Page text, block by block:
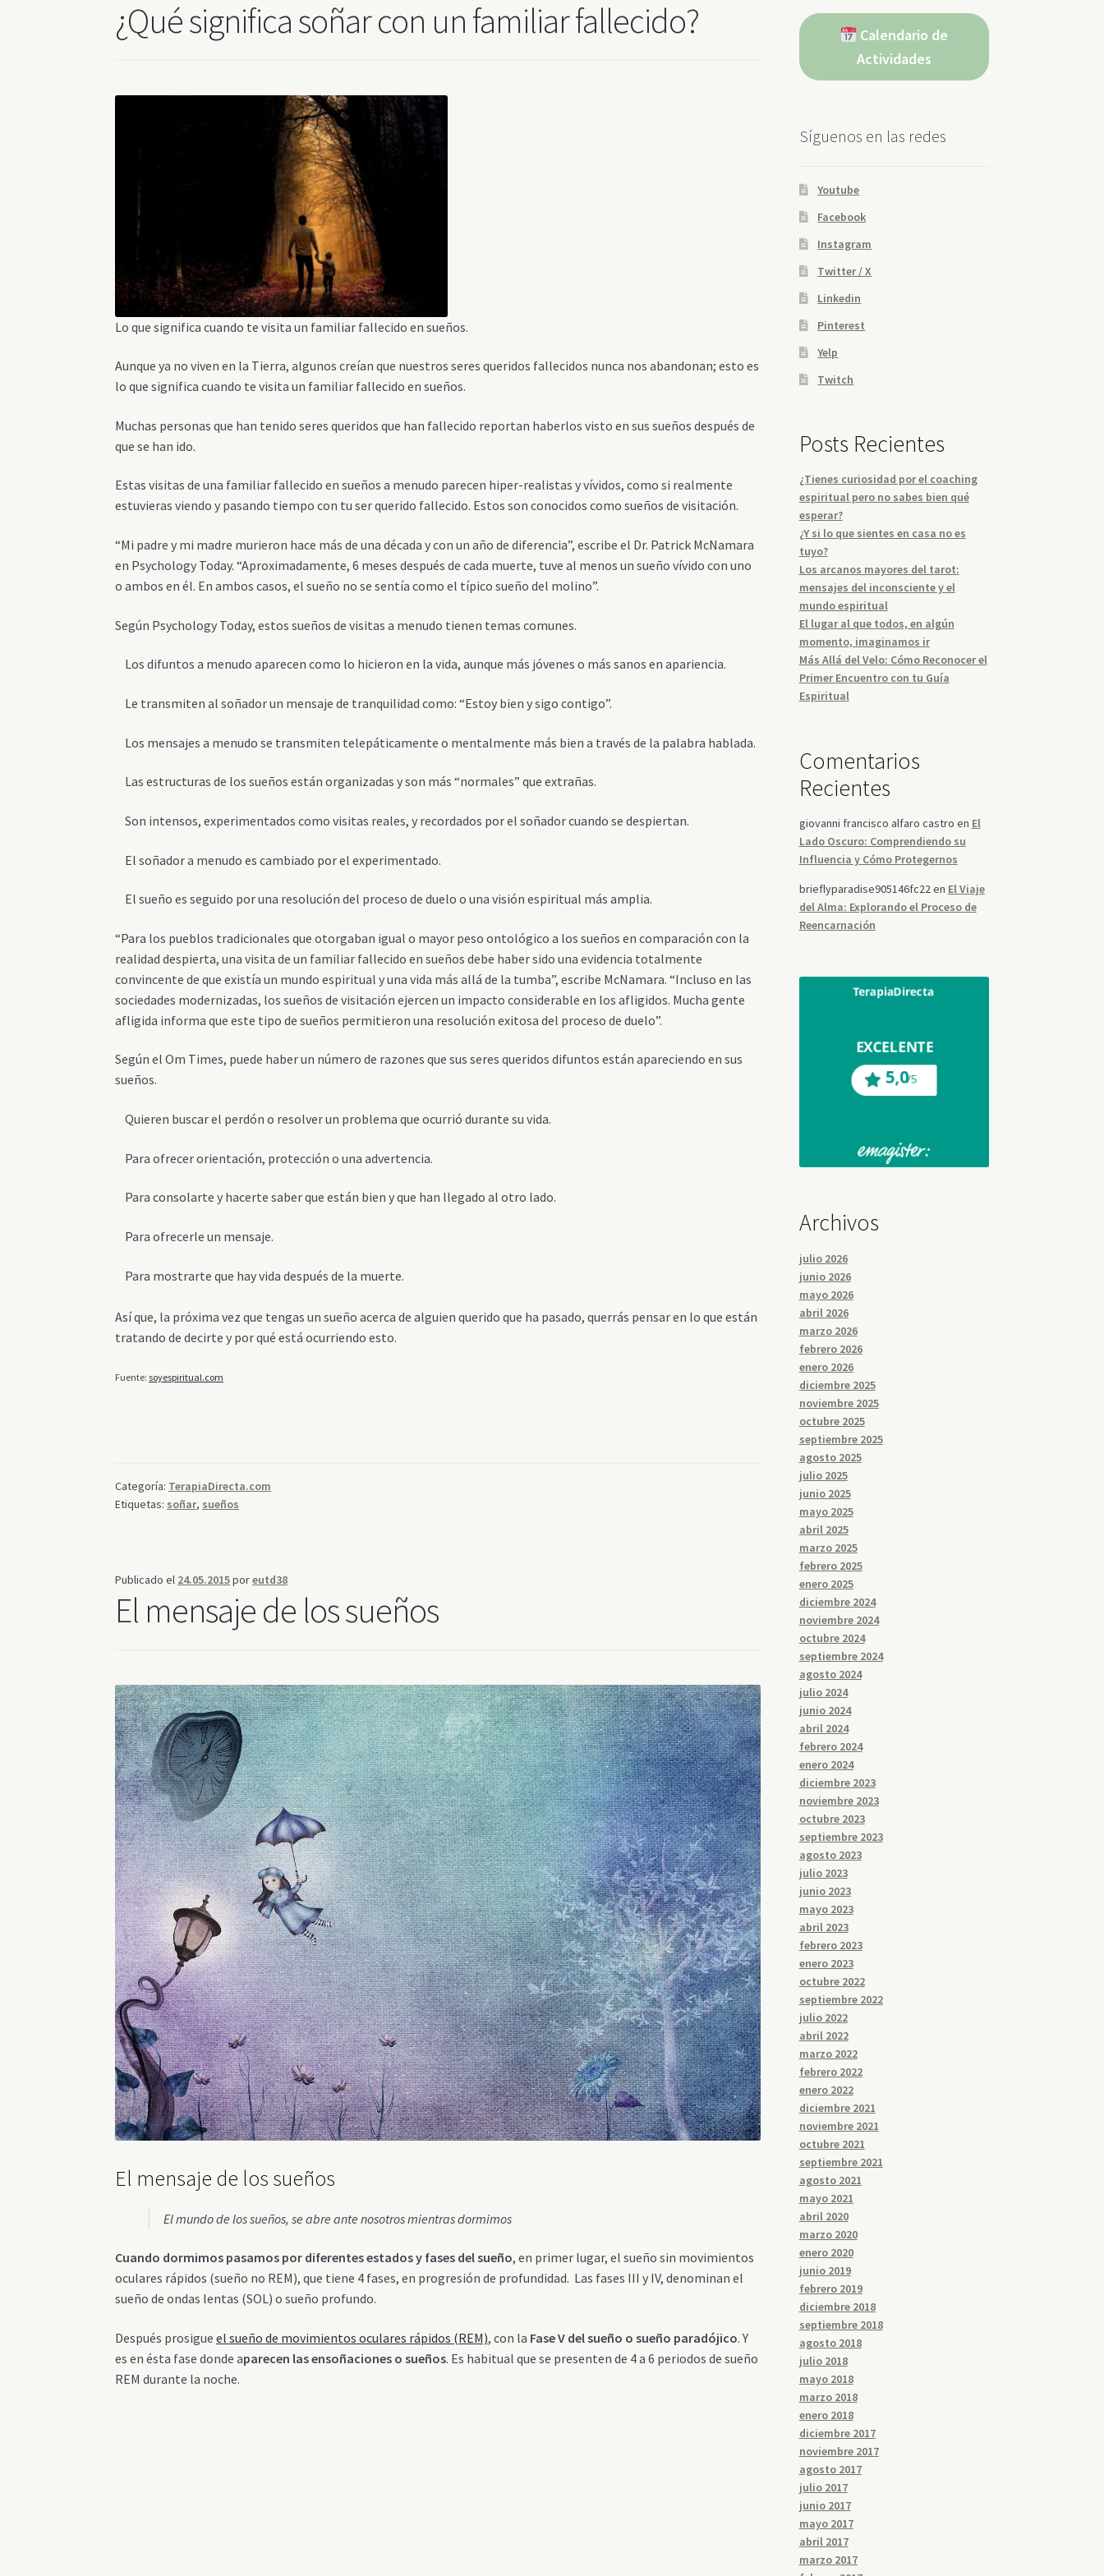
¿Qué significa soñar con un familiar fallecido?
Lo que significa cuando te visita un familiar fallecido en sueños.
Aunque ya no viven en la Tierra, algunos creían que nuestros seres queridos fallecidos nunca nos abandonan; esto es
lo que significa cuando te visita un familiar fallecido en sueños.
Muchas personas que han tenido seres queridos que han fallecido reportan haberlos visto en sus sueños después de
que se han ido.
Estas visitas de una familiar fallecido en sueños a menudo parecen hiper-realistas y vívidos, como si realmente
estuvieras viendo y pasando tiempo con tu ser querido fallecido. Estos son conocidos como sueños de visitación.
“Mi padre y mi madre murieron hace más de una década y con un año de diferencia”, escribe el Dr. Patrick McNamara
en Psychology Today. “Aproximadamente, 6 meses después de cada muerte, tuve al menos un sueño vívido con uno
o ambos en él. En ambos casos, el sueño no se sentía como el típico sueño del molino”.
Según Psychology Today, estos sueños de visitas a menudo tienen temas comunes.
Los difuntos a menudo aparecen como lo hicieron en la vida, aunque más jóvenes o más sanos en apariencia.
Le transmiten al soñador un mensaje de tranquilidad como: “Estoy bien y sigo contigo”.
Los mensajes a menudo se transmiten telepáticamente o mentalmente más bien a través de la palabra hablada.
Las estructuras de los sueños están organizadas y son más “normales” que extrañas.
Son intensos, experimentados como visitas reales, y recordados por el soñador cuando se despiertan.
El soñador a menudo es cambiado por el experimentado.
El sueño es seguido por una resolución del proceso de duelo o una visión espiritual más amplia.
“Para los pueblos tradicionales que otorgaban igual o mayor peso ontológico a los sueños en comparación con la
realidad despierta, una visita de un familiar fallecido en sueños debe haber sido una evidencia totalmente
convincente de que existía un mundo espiritual y una vida más allá de la tumba”, escribe McNamara. “Incluso en las
sociedades modernizadas, los sueños de visitación ejercen un impacto considerable en los afligidos. Mucha gente
afligida informa que este tipo de sueños permitieron una resolución exitosa del proceso de duelo”.
Según el Om Times, puede haber un número de razones que sus seres queridos difuntos están apareciendo en sus
sueños.
Quieren buscar el perdón o resolver un problema que ocurrió durante su vida.
Para ofrecer orientación, protección o una advertencia.
Para consolarte y hacerte saber que están bien y que han llegado al otro lado.
Para ofrecerle un mensaje.
Para mostrarte que hay vida después de la muerte.
Así que, la próxima vez que tengas un sueño acerca de alguien querido que ha pasado, querrás pensar en lo que están
tratando de decirte y por qué está ocurriendo esto.
Fuente: soyespiritual.com
Categoría: TerapiaDirecta.com
Etiquetas: soñar, sueños
Publicado el 24.05.2015poreutd38
El mensaje de los sueños
El mensaje de los sueños
El mundo de los sueños, se abre ante nosotros mientras dormimos
Cuando dormimos pasamos por diferentes estados y fases del sueño, en primer lugar, el sueño sin movimientos
oculares rápidos (sueño no REM), que tiene 4 fases, en progresión de profundidad. Las fases III y IV, denominan el
sueño de ondas lentas (SOL) o sueño profundo.
Después prosigueel sueño de movimientos oculares rápidos (REM), con la Fase V del sueño o sueño paradójico. Y
es en ésta fase donde aparecen las ensoñaciones o sueños. Es habitual que se presenten de 4 a 6 periodos de sueño
REM durante la noche.
Calendario de
Actividades
Síguenos en las redes
Youtube
Facebook
Instagram
Twitter / X
Linkedin
Pinterest
Yelp
Twitch
Posts Recientes
¿Tienes curiosidad por el coaching
espiritual pero no sabes bien qué
esperar?
¿Y si lo que sientes en casa no es
tuyo?
Los arcanos mayores del tarot:
mensajes del inconsciente y el
mundo espiritual
El lugar al que todos, en algún
momento, imaginamos ir
Más Allá del Velo: Cómo Reconocer el
Primer Encuentro con tu Guía
Espiritual
Comentarios
Recientes
giovanni francisco alfaro castro en El
Lado Oscuro: Comprendiendo su
Influencia y Cómo Protegernos
brieflyparadise905146fc22en El Viaje
del Alma: Explorando el Proceso de
Reencarnación
Archivos
julio 2026
junio 2026
mayo 2026
abril 2026
marzo 2026
febrero 2026
enero 2026
diciembre 2025
noviembre 2025
octubre 2025
septiembre 2025
agosto 2025
julio 2025
junio 2025
mayo 2025
abril 2025
marzo 2025
febrero 2025
enero 2025
diciembre 2024
noviembre 2024
octubre 2024
septiembre 2024
agosto 2024
julio 2024
junio 2024
abril 2024
febrero 2024
enero 2024
diciembre 2023
noviembre 2023
octubre 2023
septiembre 2023
agosto 2023
julio 2023
junio 2023
mayo 2023
abril 2023
febrero 2023
enero 2023
octubre 2022
septiembre 2022
julio 2022
abril 2022
marzo 2022
febrero 2022
enero 2022
diciembre 2021
noviembre 2021
octubre 2021
septiembre 2021
agosto 2021
mayo 2021
abril 2020
marzo 2020
enero 2020
junio 2019
febrero 2019
diciembre 2018
septiembre 2018
agosto 2018
julio 2018
mayo 2018
marzo 2018
enero 2018
diciembre 2017
noviembre 2017
agosto 2017
julio 2017
junio 2017
mayo 2017
abril 2017
marzo 2017